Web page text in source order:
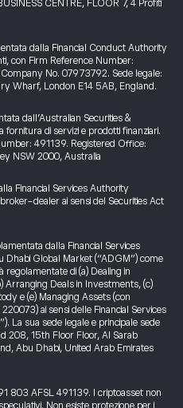
CENTRE, FLOOR 7, 4 Profiti
dalla Financial Conduct Authority
con Firm Reference Number:
No. 07973792. Sede legale:
Wharf, London E14 5AB, England.
dall’Australian Securities &
fornitura di servizi e prodotti finanziari.
491139. Registered Office:
NSW 2000, Australia
Financial Services Authority
dealer ai sensi del Securities Act
dalla Financial Services
Dhabi Global Market (“ADGM”) come
di (a) Dealing in
Arranging Deals in Investments, (c)
e (e) Managing Assets (con
ai sensi delle Financial Services
La sua sede legale e principale sede
208, 15th Floor Floor, Al Sarab
Abu Dhabi, United Arab Emirates
803 AFSL 491139. I criptoasset non
Non esiste protezione per i